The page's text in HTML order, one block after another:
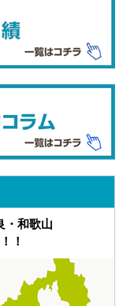
・和歌山
！